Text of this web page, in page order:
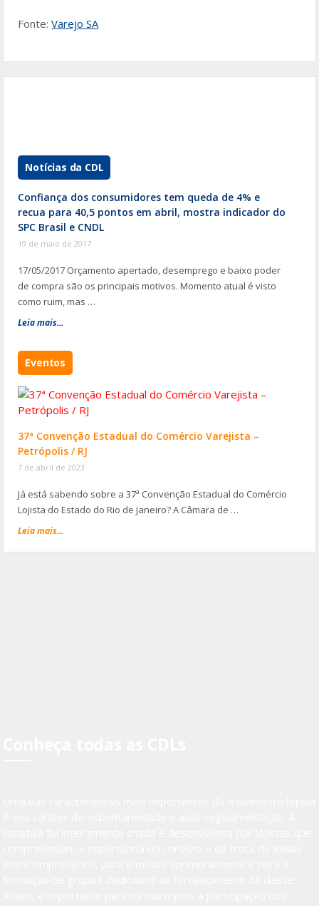
Fonte:Varejo SA
Notícias da CDL
Confiança dos consumidores tem queda de 4% e
recua para 40,5 pontos em abril, mostra indicador do
SPC Brasil e CNDL
19 de maio de 2017
17/05/2017 Orçamento apertado, desemprego e baixo poder
de compra são os principais motivos. Momento atual é visto
como ruim, mas …
Leia mais...
Eventos
37ª Convenção Estadual do Comércio Varejista –
Petrópolis / RJ
7 de abril de 2023
Já está sabendo sobre a 37ª Convenção Estadual do Comércio
Lojista do Estado do Rio de Janeiro? A Câmara de …
Leia mais...